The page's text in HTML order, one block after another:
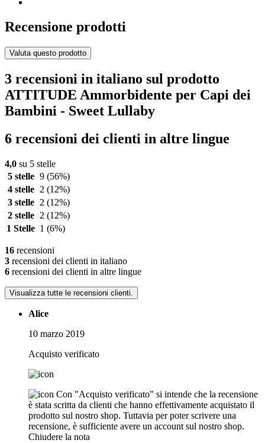
Recensione prodotti
Valuta questo prodotto
3 recensioni in italiano sul prodotto
ATTITUDE Ammorbidente per Capi dei
Bambini - Sweet Lullaby
6 recensioni dei clienti in altre lingue
4,0 su 5 stelle
5 stelle 9 (56%)
4 stelle
2 (12%)
3 stelle
2 (12%)
2 stelle
2 (12%)
1 Stelle 1 (6%)
16 recensioni
3 recensioni dei clienti in italiano
6 recensioni dei clienti in altre lingue
Visualizza tutte le recensioni clienti.
Alice
10 marzo 2019
Acquisto verificato
Con "Acquisto verificato" si intende che la recensione
è stata scritta da clienti che hanno effettivamente acquistato il
prodotto sul nostro shop. Tuttavia per poter scrivere una
recensione, è sufficiente avere un account sul nostro shop.
Chiudere la nota